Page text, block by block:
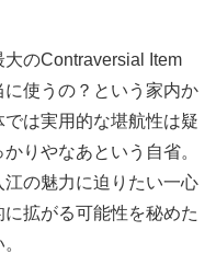
のContraversial Item
使うの？という家内か
は実用的な堪航性は疑
りやなあという自省。
の魅力に迫りたい一心
拡がる可能性を秘めた